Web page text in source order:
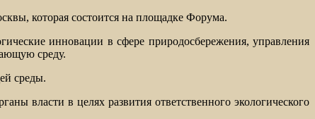
которая состоится на площадке Форума.
инновации в сфере природосбережения, управления
среду.
среды.
власти в целях развития ответственного экологического